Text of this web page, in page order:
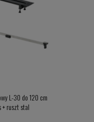
L-30 do 120 cm
+ ruszt stal